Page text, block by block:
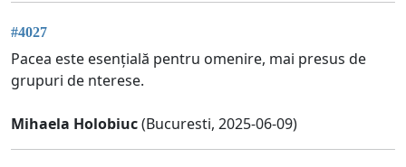
#4027
Pacea este esențială pentru omenire, mai presus de
grupuri de nterese.
Mihaela Holobiuc(Bucuresti, 2025-06-09)